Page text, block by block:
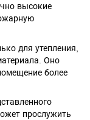
высокие
для утепления,
Оно
более
прослужить